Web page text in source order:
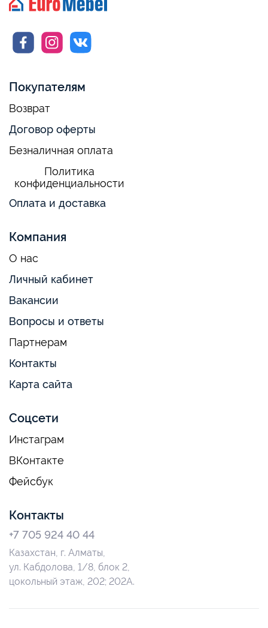
Покупателям
Возврат
Договор оферты
Безналичная оплата
Политика
конфиденциальности
Оплата и доставка
Компания
О нас
Личный кабинет
Вакансии
Вопросы и ответы
Партнерам
Контакты
Карта сайта
Соцсети
Инстаграм
ВКонтакте
Фейсбук
Контакты
+7 705 924 40 44
Казахстан, г. Алматы,
ул. Кабдолова, 1/8, блок 2,
цокольный этаж, 202; 202А.